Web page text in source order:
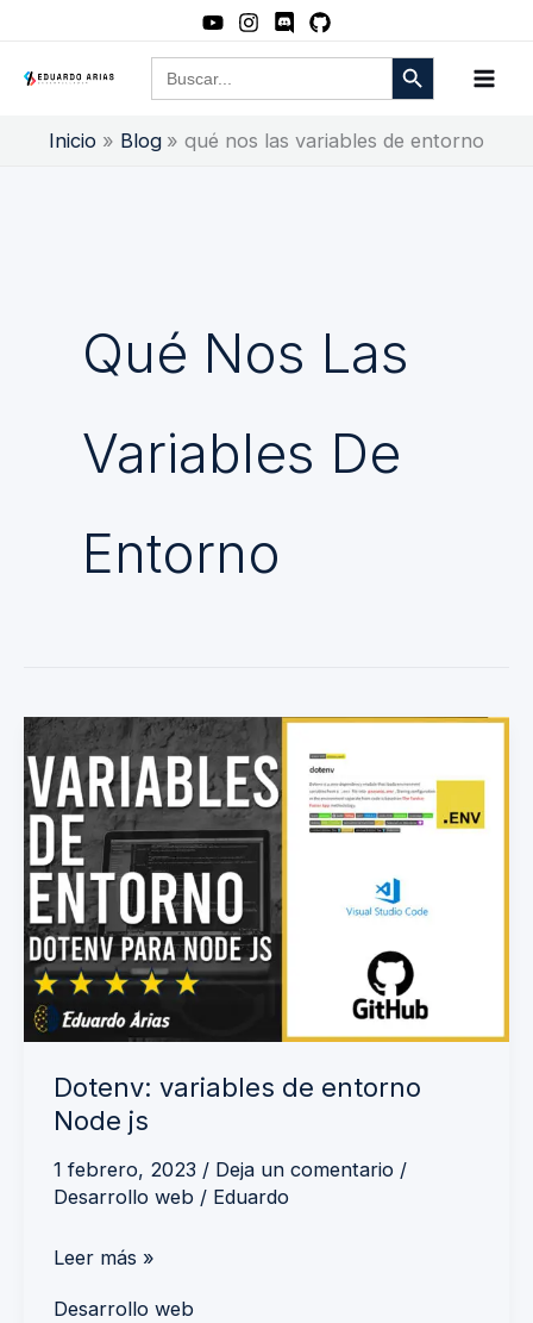
contenido
Buscar: Botón de búsqueda
Inicio Blog qué nos las variables de entorno
Qué Nos Las
Variables De
Entorno
Dotenv: variables de entorno
Node js
1 febrero, 2023 / Deja un comentario /
Desarrollo web / Eduardo
Dotenv:
variables
de
entorno
Node
js
Leer más »
Desarrollo web